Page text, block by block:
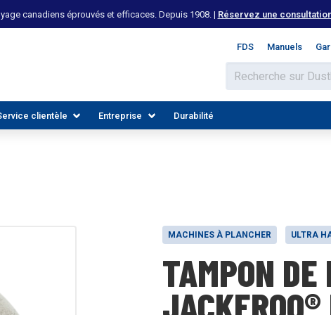
canadiens éprouvés et efficaces. Depuis 1908. | Réservez une
FDS Manuels
INDUSTRIES
clientèle
DÉCOUVREZ LES RESSOURCES
Entreprise
REJOIGNEZ NOTRE ÉQUIPE
Durabilité
MACHINES À PLANCHER ULTRA
TAMPON DE